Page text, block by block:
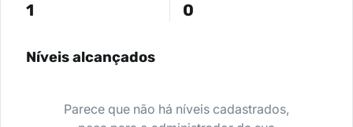
1 0
Níveis alcançados
Parece que não há níveis cadastrados,